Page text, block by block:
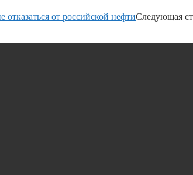
от российской нефтиСледующая